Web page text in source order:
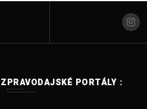
ZPRAVODAJSKÉ PORTÁLY :